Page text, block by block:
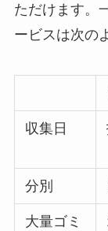
ただけます。
ービスは次の
収集日
分別
大量ゴミ